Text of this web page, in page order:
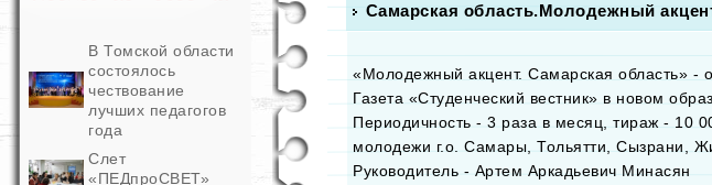
В Томской области
состоялось
чествование
лучших педагогов
года
Слет
«ПЕДпроСВЕТ»
Самарская область.Молодежный
«Молодежный акцент. Самарская область» -
Газета «Студенческий вестник» в новом
Периодичность - 3 раза в месяц, тираж - 10
молодежи г.о. Самары, Тольятти, Сызрани,
Руководитель - Артем Аркадьевич Минасян